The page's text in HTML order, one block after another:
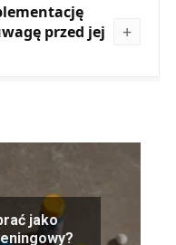
przed jej
jako